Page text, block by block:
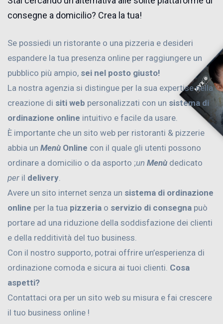
consegne a domicilio? Crea la tua!
Se possiedi un ristorante o una pizzeria e desideri
espandere la tua presenza online per raggiungere un
pubblico più ampio, sei nel posto giusto!
La nostra agenzia si distingue per la sua expertise nella
creazione di siti web personalizzati con un sistema di
ordinazione online intuitivo e facile da usare.
È importante che un sito web per ristoranti & pizzerie
abbia un Menù Online con il quale gli utenti possono
ordinare a domicilio o da asporto ;un Menù dedicato
per il delivery
Avere un sito internet senza un sistema di ordinazione
online per la tua pizzeria o servizio di consegna può
portare ad una riduzione della soddisfazione dei clienti
e della redditività del tuo business.
Con il nostro supporto, potrai offrire un’esperienza di
ordinazione comoda e sicura ai tuoi clienti. Cosa
aspetti?
Contattaci ora per un sito web su misura e fai crescere
il tuo business online !